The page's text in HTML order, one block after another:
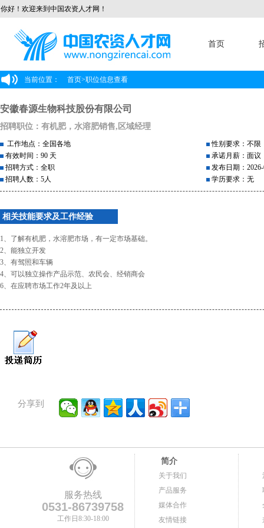
你好！欢迎来到中国农资人才网！
首页
当前位置： 首页>职位信息查看
安徽春源生物科技股份有限公司
招聘职位：有机肥，水溶肥销售,区域经理
工作地点：全国各地
有效时间：90 天
招聘方式：全职
招聘人数：5人
性别要求：不限
承诺月薪：面议
发布日期：
学历要求：无
相关技能要求及工作经验
1、了解有机肥，水溶肥市场，有一定市场基础。
2、能独立开发
3、有驾照和车辆
4、可以独立操作产品示范、农民会、经销商会
6、在应聘市场工作2年及以上
分享到
服务热线
0531-86739758
工作日8:30-18:00
简介
关于我们
产品服务
媒体合作
友情链接